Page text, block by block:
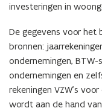
investeringen in
De gegevens voor het
bronnen:
ondernemingen,
ondernemingen en
rekeningen VZW’s
wordt aan de hand